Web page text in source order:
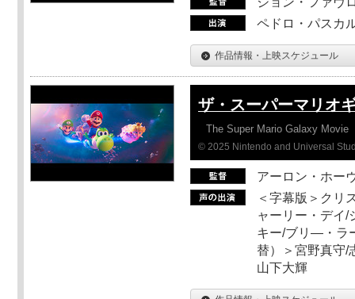
ペドロ・パスカ
作品情報・上映スケジュール
ザ・スーパーマリオ
The Super Mario Galaxy Movie
© 2025 Nintendo and Universal
アーロン・ホー
＜字幕版＞クリ
ャーリー・デイ/
キー/ブリ―・ラ
替）＞宮野真守/
山下大輝